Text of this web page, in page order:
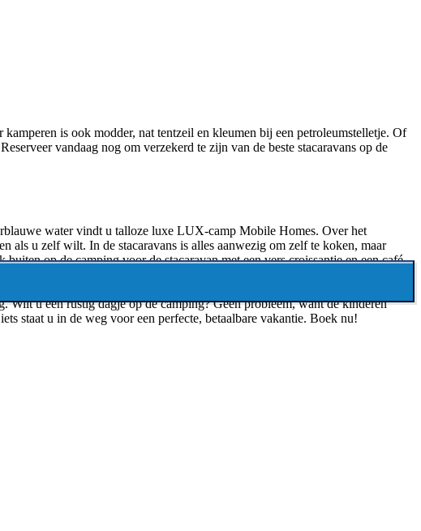
is ook modder, nat tentzeil en kleumen bij een petroleumstelletje. Of
vandaag nog om verzekerd te zijn van de beste stacaravans op de
water vindt u talloze luxe LUX-camp Mobile Homes. Over het
als u zelf wilt. In de stacaravans is alles aanwezig om zelf te koken, maar
op de camping voor de stacaravan met een vers croissantje en een café-
Wilt u een rustig dagje op de camping? Geen probleem, want de kinderen
staat u in de weg voor een perfecte, betaalbare vakantie. Boek nu!